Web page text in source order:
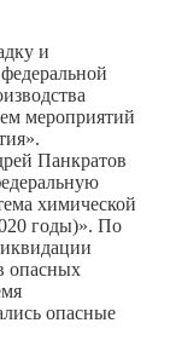
и
мероприятий
Панкратов
химической
годы)». По
опасных
опасные